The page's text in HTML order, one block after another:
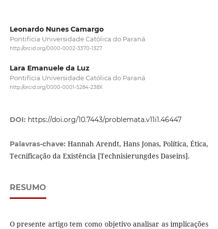
Leonardo Nunes Camargo
Pontifícia Universidade Católica do Paraná
http://orcid.org/0000-0002-3370-1327
Lara Emanuele da Luz
Pontifícia Universidade Católica do Paraná
http://orcid.org/0000-0001-5284-238X
DOI: https://doi.org/10.7443/problemata.v11i1.46447
Palavras-chave: Hannah Arendt, Hans Jonas, Política, Ética,
Tecnificação da Existência [Technisierungdes Daseins].
RESUMO
O presente artigo tem como objetivo analisar as implicações